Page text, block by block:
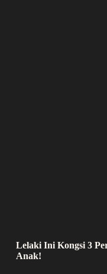
Lelaki Ini Kongsi 3
Anak!